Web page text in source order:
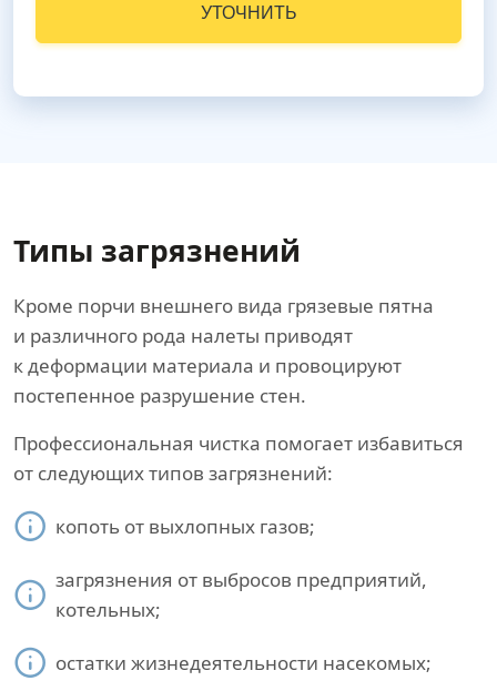
УТОЧНИТЬ
Типы загрязнений
Кроме порчи внешнего вида грязевые пятна
и различного рода налеты приводят
к деформации материала и провоцируют
постепенное разрушение стен.
Профессиональная чистка помогает избавиться
от следующих типов загрязнений:
копоть от выхлопных газов;
загрязнения от выбросов предприятий,
котельных;
остатки жизнедеятельности насекомых;